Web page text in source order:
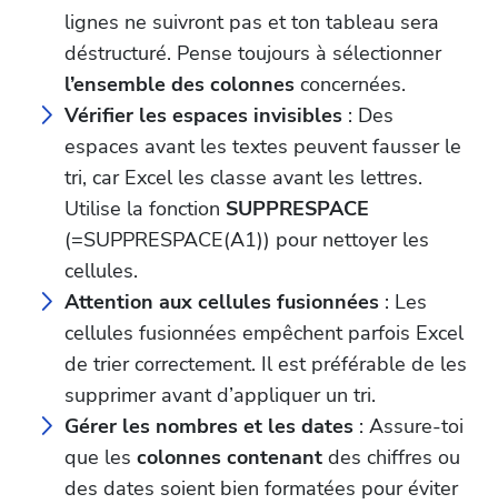
lignes ne suivront pas et ton tableau sera
déstructuré. Pense toujours à sélectionner
l’ensemble des colonnes concernées.
Vérifier les espaces invisibles : Des
espaces avant les textes peuvent fausser le
tri, car Excel les classe avant les lettres.
Utilise la fonction SUPPRESPACE
(=SUPPRESPACE(A1)) pour nettoyer les
cellules.
Attention aux cellules fusionnées : Les
cellules fusionnées empêchent parfois Excel
de trier correctement. Il est préférable de les
supprimer avant d’appliquer un tri.
Gérer les nombres et les dates : Assure-toi
que les colonnes contenant des chiffres ou
des dates soient bien formatées pour éviter